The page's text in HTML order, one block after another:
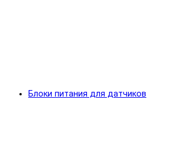
Блоки питания для датчиков